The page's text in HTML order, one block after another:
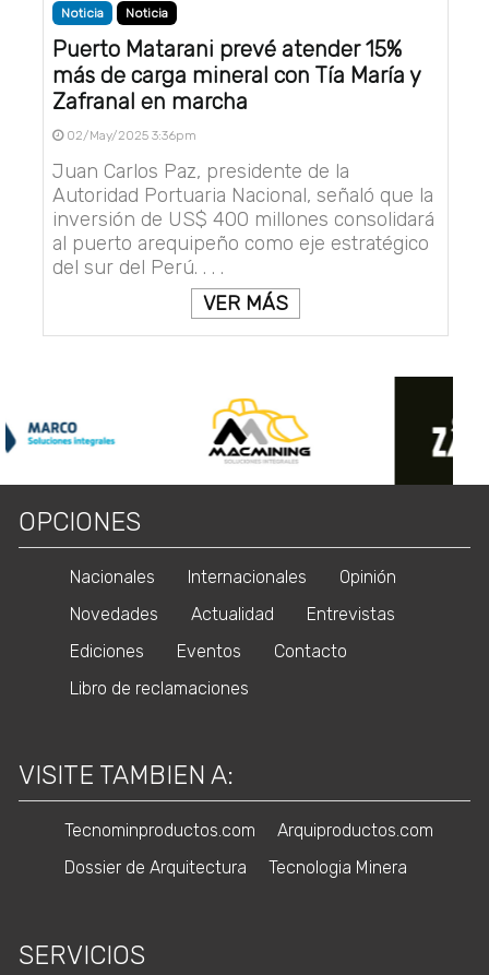
Noticia Noticia
Puerto Matarani prevé atender 15%
más de carga mineral con Tía María y
Zafranal en marcha
02/May/2025 3:36pm
Juan Carlos Paz, presidente de la
Autoridad Portuaria Nacional, señaló que la
inversión de US$ 400 millones consolidará
al puerto arequipeño como eje estratégico
del sur del Perú. . . .
VER MÁS
OPCIONES
Nacionales Internacionales
Opinión
Novedades
Actualidad
Entrevistas
Ediciones
Eventos
Contacto
Libro de reclamaciones
VISITE TAMBIEN A:
Tecnominproductos.com
Arquiproductos.com
Dossier de Arquitectura
Tecnologia Minera
SERVICIOS